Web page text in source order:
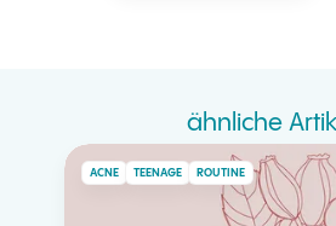
ähnliche
ACNE TEENAGE ROUTINE